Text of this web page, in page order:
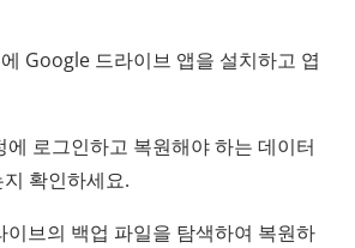
Google 드라이브 앱을 설치하고 엽
로그인하고 복원해야 하는 데이터
확인하세요.
브의 백업 파일을 탐색하여 복원하